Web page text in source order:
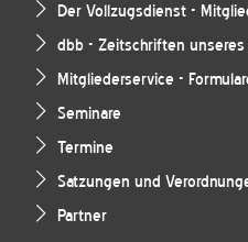
Der Vollzugsdienst -
dbb - Zeitschriften unseres
Mitgliederservice -
Seminare
Termine
Satzungen und
Partner